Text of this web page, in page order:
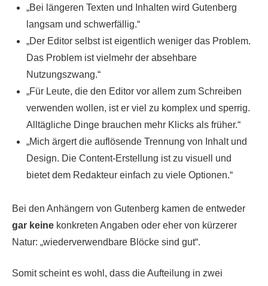
Bei längeren Texten und Inhalten wird Gutenberg
langsam und schwerfällig.
Der Editor selbst ist eigentlich weniger das Problem.
Das Problem ist vielmehr der absehbare
Nutzungszwang.
Für Leute, die den Editor vor allem zum Schreiben
verwenden wollen, ist er viel zu komplex und sperrig.
Alltägliche Dinge brauchen mehr Klicks als früher.
Mich ärgert die auflösende Trennung von Inhalt und
Design. Die Content-Erstellung ist zu visuell und
bietet dem Redakteur einfach zu viele Optionen.
Bei den Anhängern von Gutenberg kamen de entweder
gar keine konkreten Angaben oder eher von kürzerer
Natur: wiederverwendbare Blöcke sind gut .
Somit scheint es wohl, dass die Aufteilung in zwei